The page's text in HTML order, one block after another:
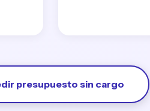
presupuesto sin cargo